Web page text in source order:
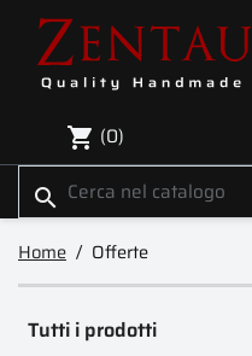
shopping_cart (0)
search
Home Offerte
Tutti i prodotti